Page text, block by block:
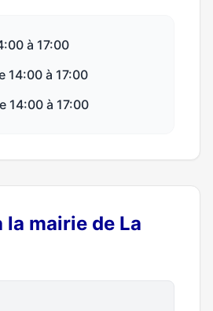
à 17:00
14:00 à 17:00
14:00 à 17:00
la mairie de La